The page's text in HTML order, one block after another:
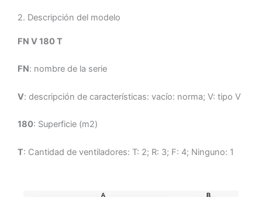
2. Descripción del modelo
FN V 180 T
FN: nombre de la serie
V: descripción de características: vacío: norma; V: tipo V
180: Superficie (m2)
T: Cantidad de ventiladores: T: 2; R: 3; F: 4; Ninguno: 1